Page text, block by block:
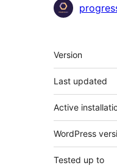
Contributors
Om
Version
Last updated
Active
WordPress
Tested up to